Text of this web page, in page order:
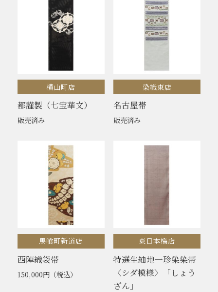
横山町店
都謹製（七宝華文）
販売済み
染織東店
名古屋帯
販売済み
馬喰町新道店
西陣織袋帯
150,000円（税込）
東日本橋店
特選生紬地一珍染染帯
〈シダ模様〉「しょう
ざん」